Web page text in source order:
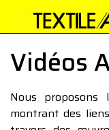
Vidéos
Nous proposons
montrant des